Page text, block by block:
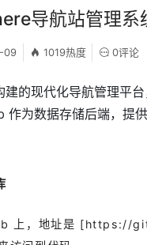
导航站管理系
09 1019热度 0评论
的现代化导航管理平
为数据存储后端，提
上，地址是